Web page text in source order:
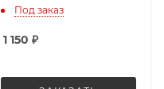
Под заказ
1 150 ₽